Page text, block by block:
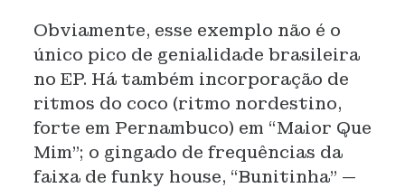
Obviamente, esse exemplo não é o
único pico de genialidade brasileira
no EP. Há também incorporação de
ritmos do coco (ritmo nordestino,
forte em Pernambuco) em “Maior Que
Mim”; o gingado de frequências da
faixa de funky house, “Bunitinha” —